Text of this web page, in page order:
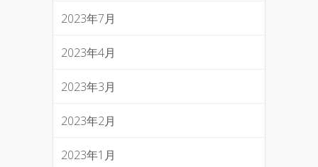
2023年7月
2023年4月
2023年3月
2023年2月
2023年1月